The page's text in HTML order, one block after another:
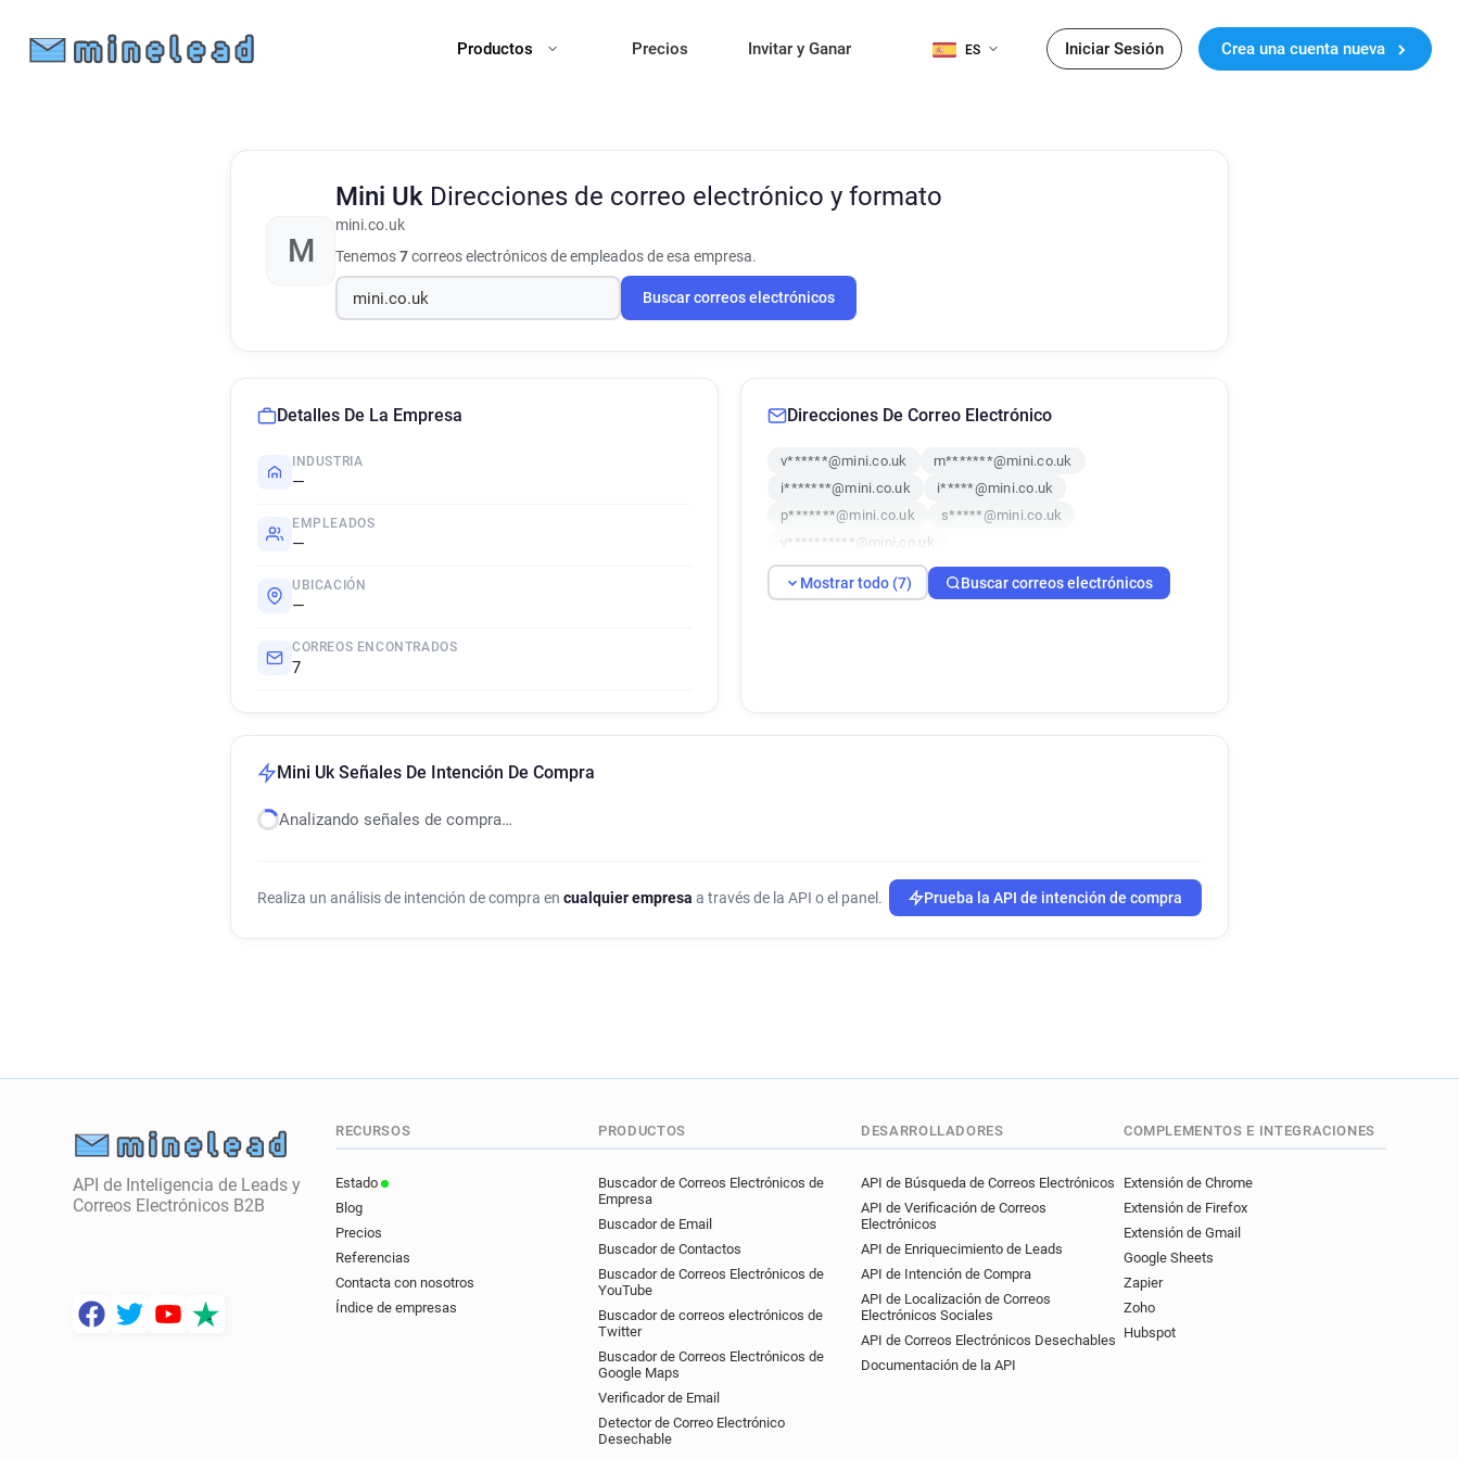
Productos Precios Invitar y Ganar ES Iniciar Sesión Crea una cuenta nueva
M
Mini Uk Direcciones de correo electrónico y formato
mini.co.uk
Tenemos7correos electrónicos de empleados de esa empresa.
Buscar correos electrónicos
Detalles De La Empresa
INDUSTRIA
—
EMPLEADOS
—
UBICACIÓN
—
CORREOS ENCONTRADOS
7
Direcciones De Correo Electrónico
v******@mini.co.uk
m*******@mini.co.uk
i*******@mini.co.uk
i*****@mini.co.uk
p*******@mini.co.uk
s*****@mini.co.uk
y**********@mini.co.uk
Mostrar todo (7) Buscar correos electrónicos
Mini Uk Señales De Intención De Compra
Analizando señales de compra…
Realiza un análisis de intención de compra en cualquier empresa a través de la API o el panel. Prueba la API de intención de compra
API de Inteligencia de Leads y
Correos Electrónicos B2B
RECURSOS
Estado
Blog
Precios
Referencias
Contacta con nosotros
Índice de empresas
PRODUCTOS
Buscador de Correos Electrónicos de
Empresa
Buscador de Email
Buscador de Contactos
Buscador de Correos Electrónicos de
YouTube
Buscador de correos electrónicos de
Twitter
Buscador de Correos Electrónicos de
Google Maps
Verificador de Email
Detector de Correo Electrónico
Desechable
DESARROLLADORES
API de Búsqueda de Correos Electrónicos
API de Verificación de Correos
Electrónicos
API de Enriquecimiento de Leads
API de Intención de Compra
API de Localización de Correos
Electrónicos Sociales
API de Correos Electrónicos Desechables
Documentación de la API
COMPLEMENTOS E INTEGRACIONES
Extensión de Chrome
Extensión de Firefox
Extensión de Gmail
Google Sheets
Zapier
Zoho
Hubspot